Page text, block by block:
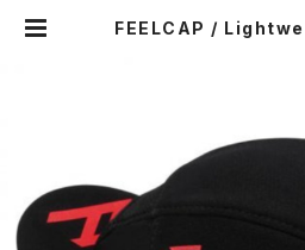
FEELCAP /